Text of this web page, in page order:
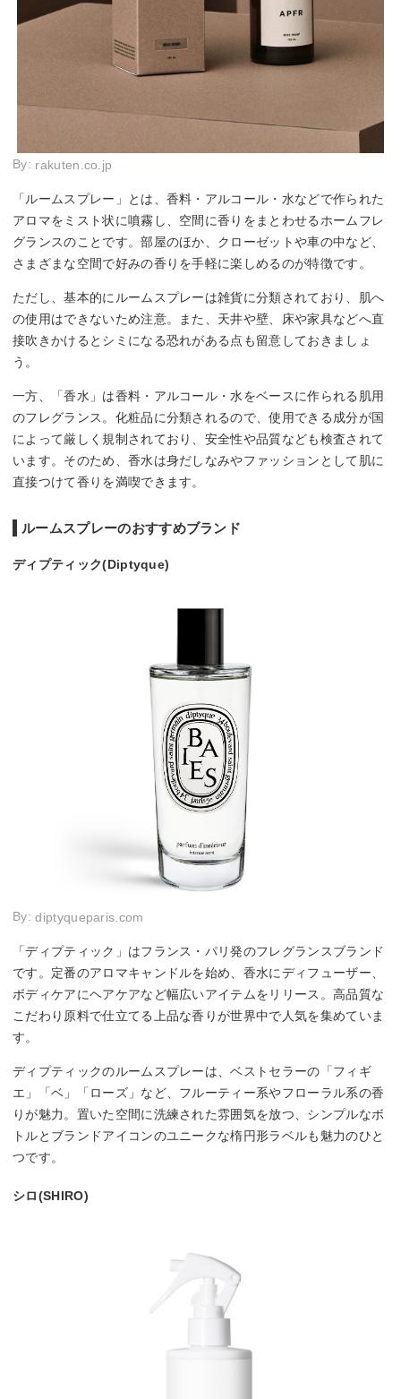
By: rakuten.co.jp
「ルームスプレー」とは、香料・アルコール・水などで作られた
アロマをミスト状に噴霧し、空間に香りをまとわせるホームフレ
グランスのことです。部屋のほか、クローゼットや車の中など、
さまざまな空間で好みの香りを手軽に楽しめるのが特徴です。
ただし、基本的にルームスプレーは雑貨に分類されており、肌へ
の使用はできないため注意。また、天井や壁、床や家具などへ直
接吹きかけるとシミになる恐れがある点も留意しておきましょ
う。
一方、「香水」は香料・アルコール・水をベースに作られる肌用
のフレグランス。化粧品に分類されるので、使用できる成分が国
によって厳しく規制されており、安全性や品質なども検査されて
います。そのため、香水は身だしなみやファッションとして肌に
直接つけて香りを満喫できます。
ルームスプレーのおすすめブランド
ディプティック(Diptyque)
By:diptyqueparis.com
「ディプティック」はフランス・パリ発のフレグランスブランド
です。定番のアロマキャンドルを始め、香水にディフューザー、
ボディケアにヘアケアなど幅広いアイテムをリリース。高品質な
こだわり原料で仕立てる上品な香りが世界中で人気を集めていま
す。
ディプティックのルームスプレーは、ベストセラーの「フィギ
エ」「ベ」「ローズ」など、フルーティー系やフローラル系の香
りが魅力。置いた空間に洗練された雰囲気を放つ、シンプルなボ
トルとブランドアイコンのユニークな楕円形ラベルも魅力のひと
つです。
シロ(SHIRO)